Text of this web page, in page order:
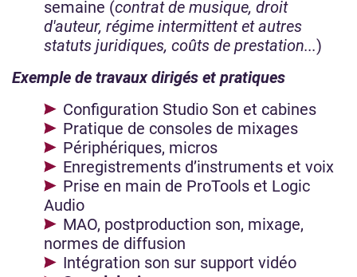
semaine (contrat de musique, droit
d'auteur, régime intermittent et autres
statuts juridiques, coûts de prestation...)
Exemple de travaux dirigés et pratiques
Configuration Studio Son et cabines
Pratique de consoles de mixages
Périphériques, micros
Enregistrements d’instruments et voix
Prise en main de ProTools et Logic
Audio
MAO, postproduction son, mixage,
normes de diffusion
Intégration son sur support vidéo